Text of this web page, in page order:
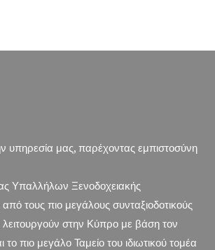
υπηρεσία μας, παρέχοντας εμπιστοσύνη
Υπαλλήλων Ξενοδοχειακής
από τους πιο μεγάλους συνταξιοδοτικούς
στην Κύπρο με βάση τον
πιο μεγάλο Ταμείο του ιδιωτικού τομέα